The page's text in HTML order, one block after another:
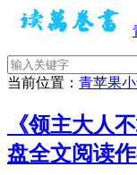
当前位置： 青苹果
《领主大人
盘全文阅读